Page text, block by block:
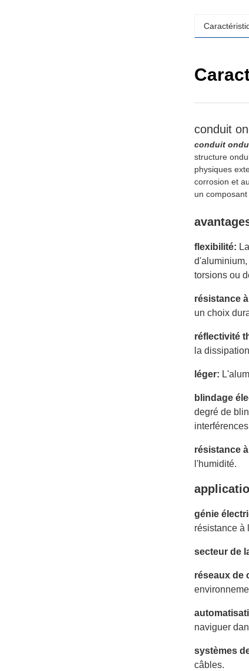
conduit
conduit
structure
physiques
corrosion et
un
flexibilité:
torsions ou
résistance
un choix
réflectivité
la
léger:
blindage
degré de
résistance
l'humidité.
génie
résistance à
secteur de
réseaux de
naviguer
systèmes
câbles.